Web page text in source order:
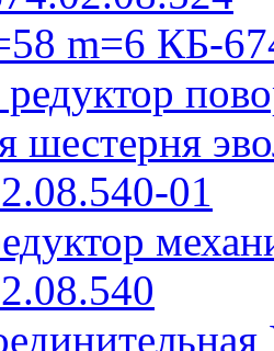
m=6 КБ-
редуктор
шестерня
01